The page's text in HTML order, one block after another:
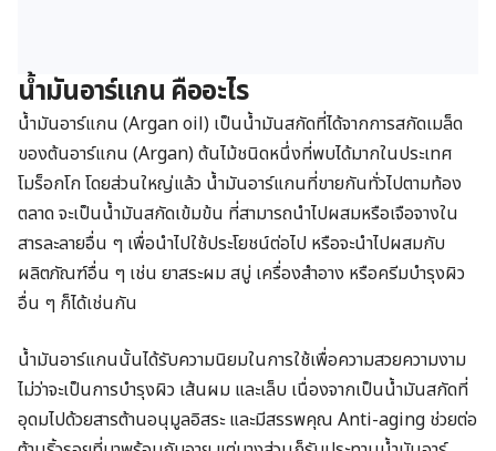
น้ำมันอาร์แกน คืออะไร
น้ำมันอาร์แกน (Argan oil) เป็นน้ำมันสกัดที่ได้จากการสกัดเมล็ด
ของต้นอาร์แกน (Argan) ต้นไม้ชนิดหนึ่งที่พบได้มากในประเทศ
โมร็อกโก โดยส่วนใหญ่แล้ว น้ำมันอาร์แกนที่ขายกันทั่วไปตามท้อง
ตลาด จะเป็นน้ำมันสกัดเข้มข้น ที่สามารถนำไปผสมหรือเจือจางใน
สารละลายอื่น ๆ เพื่อนำไปใช้ประโยชน์ต่อไป หรือจะนำไปผสมกับ
ผลิตภัณฑ์อื่น ๆ เช่น ยาสระผม สบู่ เครื่องสำอาง หรือครีมบำรุงผิว
อื่น ๆ ก็ได้เช่นกัน
น้ำมันอาร์แกนนั้นได้รับความนิยมในการใช้เพื่อความสวยความงาม
ไม่ว่าจะเป็นการบำรุงผิว เส้นผม และเล็บ เนื่องจากเป็นน้ำมันสกัดที่
อุดมไปด้วยสารต้านอนุมูลอิสระ และมีสรรพคุณ Anti-aging ช่วยต่อ